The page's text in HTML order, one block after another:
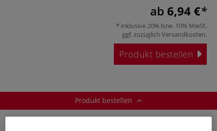
ab 6,94 €
inklusive 20% bzw. 10% MwSt,
ggf. zuzüglich Versandkosten.
Produkt bestellen
Produkt bestellen